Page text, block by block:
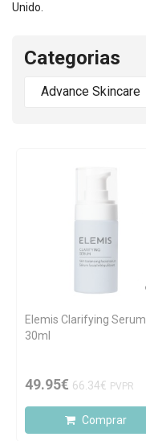
Unido.
Categorias
Advance Skincare
Elemis Clarifying Serum
30ml
49.95€ 66.34€ PVPR
Comprar